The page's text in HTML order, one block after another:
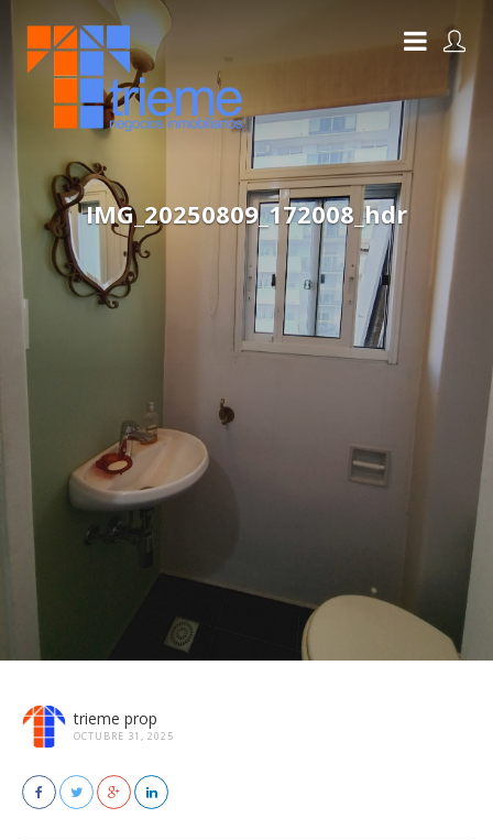
IMG_20250809_172008_hdr
trieme prop
OCTUBRE 31, 2025